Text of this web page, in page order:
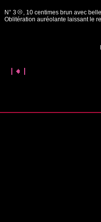
N° 3
, 10 centimes brun avec
Oblitération auréolante laissant le